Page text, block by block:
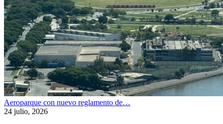
Aeroparque con nuevo reglamento de…
24 julio, 2026